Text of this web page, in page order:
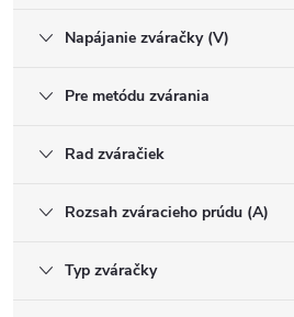
Napájanie zváračky (V)
Pre metódu zvárania
Rad zváračiek
Rozsah zváracieho prúdu (A)
Typ zváračky